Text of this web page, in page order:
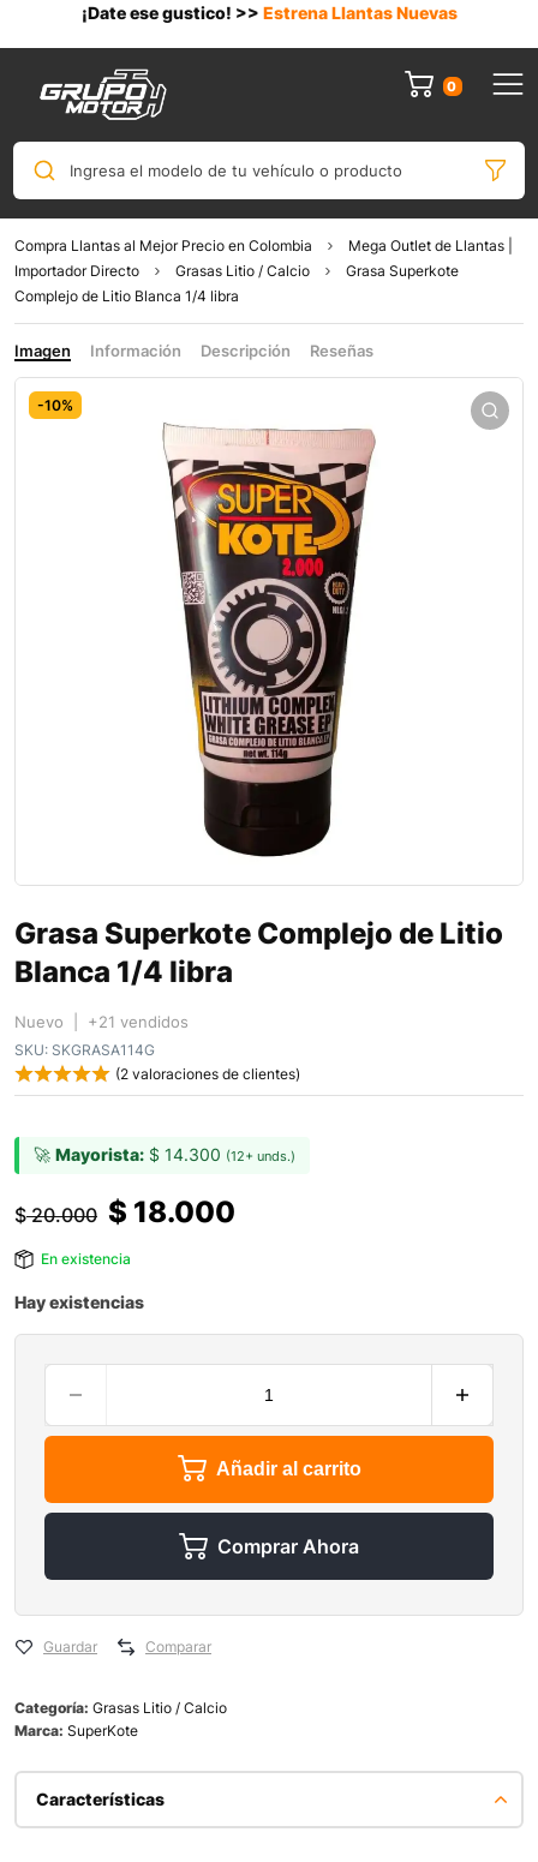
¡Date ese gustico! >> Estrena Llantas Nuevas
0
Ingresa el modelo de tu vehículo o producto
Compra Llantas al Mejor Precio en Colombia
Mega Outlet de Llantas |
Importador Directo
Grasas Litio / Calcio
Grasa Superkote
Complejo de Litio Blanca 1/4 libra
Imagen Información Descripción Reseñas
-10%
Grasa Superkote Complejo de Litio
Blanca 1/4 libra
Nuevo | +21 vendidos
SKU: SKGRASA114G
(2 valoraciones de clientes)
🚀 Mayorista: $ 14.300 (12+ unds.)
$20.000 $ 18.000
En existencia
Hay existencias
Añadir al carrito
Comprar Ahora
Guardar Comparar
Categoría: Grasas Litio / Calcio
Marca: SuperKote
Características